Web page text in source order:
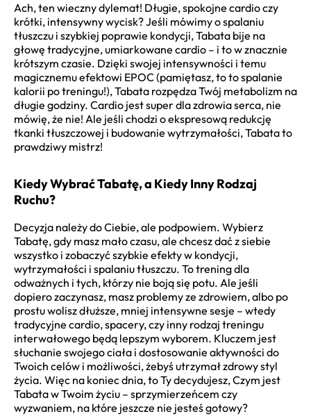
Ach, ten wieczny dylemat! Długie, spokojne cardio czy
krótki, intensywny wycisk? Jeśli mówimy o spalaniu
tłuszczu i szybkiej poprawie kondycji, Tabata bije na
głowę tradycyjne, umiarkowane cardio – i to w znacznie
krótszym czasie. Dzięki swojej intensywności i temu
magicznemu efektowi EPOC (pamiętasz, to to spalanie
kalorii po treningu!), Tabata rozpędza Twój metabolizm na
długie godziny. Cardio jest super dla zdrowia serca, nie
mówię, że nie! Ale jeśli chodzi o ekspresową redukcję
tkanki tłuszczowej i budowanie wytrzymałości, Tabata to
prawdziwy mistrz!
Kiedy Wybrać Tabatę, a Kiedy Inny Rodzaj
Ruchu?
Decyzja należy do Ciebie, ale podpowiem. Wybierz
Tabatę, gdy masz mało czasu, ale chcesz dać z siebie
wszystko i zobaczyć szybkie efekty w kondycji,
wytrzymałości i spalaniu tłuszczu. To trening dla
odważnych i tych, którzy nie boją się potu. Ale jeśli
dopiero zaczynasz, masz problemy ze zdrowiem, albo po
prostu wolisz dłuższe, mniej intensywne sesje – wtedy
tradycyjne cardio, spacery, czy inny rodzaj treningu
interwałowego będą lepszym wyborem. Kluczem jest
słuchanie swojego ciała i dostosowanie aktywności do
Twoich celów i możliwości, żebyś utrzymał zdrowy styl
życia. Więc na koniec dnia, to Ty decydujesz, Czym jest
Tabata w Twoim życiu – sprzymierzeńcem czy
wyzwaniem, na które jeszcze nie jesteś gotowy?